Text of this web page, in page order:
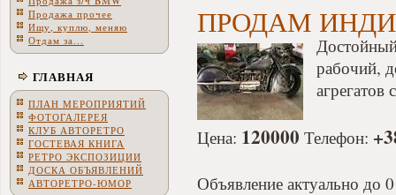
Продажа прочее
Ищу, куплю, меняю
Отдам за...
ГЛАВНАЯ
ПЛАН МЕРОПРИЯТИЙ
ФОТОГАЛЕРЕЯ
КЛУБ АВТОРЕТРО
ГОСТЕВАЯ КНИГА
РЕТРО ЭКСПОЗИЦИИ
ДОСКА ОБЪЯВЛЕНИЙ
АВТОРЕТРО-ЮМОР
ПРОДАМ
рабочий,
агрегатов
Цена: 120000 Телефон:
Объявление актуально до